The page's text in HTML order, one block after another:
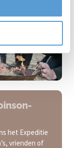
het Expeditie
vrienden of